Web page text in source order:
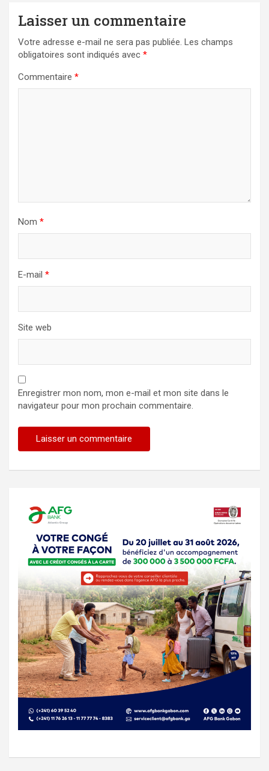
Laisser un commentaire
Votre adresse e-mail ne sera pas publiée. Les champs
obligatoires sont indiqués avec *
Commentaire *
Nom *
E-mail *
Site web
Enregistrer mon nom, mon e-mail et mon site dans le
navigateur pour mon prochain commentaire.